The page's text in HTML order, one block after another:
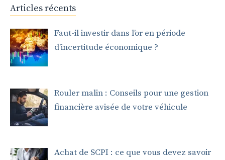
Articles récents
Faut-il investir dans l’or en période
d’incertitude économique ?
Rouler malin : Conseils pour une gestion
financière avisée de votre véhicule
Achat de SCPI : ce que vous devez savoir